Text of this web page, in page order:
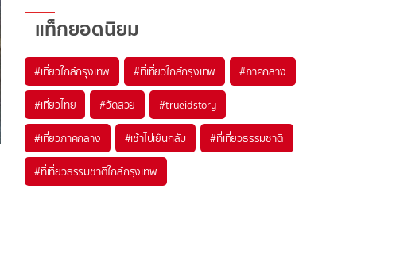
แท็กยอดนิยม
#เที่ยวใกล้กรุงเทพ #ที่เที่ยวใกล้กรุงเทพ #ภาคกลาง
#เที่ยวไทย #วัดสวย #trueidstory
#เที่ยวภาคกลาง #เช้าไปเย็นกลับ #ที่เที่ยวธรรมชาติ
#ที่เที่ยวธรรมชาติใกล้กรุงเทพ